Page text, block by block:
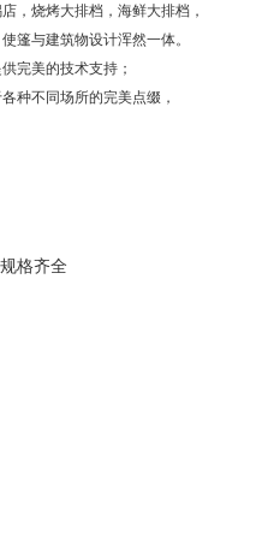
，烧烤大排档，海鲜大排档，
篷与建筑物设计浑然一体。
完美的技术支持；
种不同场所的完美点缀，
格齐全